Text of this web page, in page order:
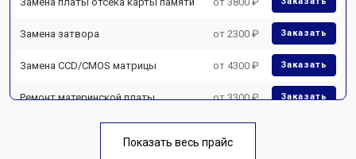
Замена затвора от 2300 ₽ Заказать
Замена CCD/CMOS матрицы от 4300 ₽ Заказать
Ремонт материнской платы от 3300 ₽ Заказать
Показать весь прайс